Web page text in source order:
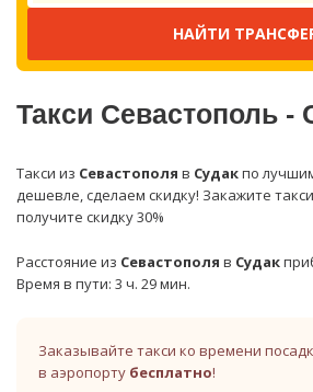
Такси Севастополь -
Такси из Севастополя в Судакпо
дешевле, сделаем скидку! Закажите
получите скидку 30%
Расстояние из Севастополя в Судак
Время в пути: 3 ч. 29 мин.
Заказывайте такси ко времени
в аэропорту бесплатно!